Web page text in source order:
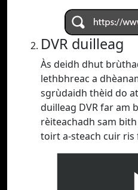
DVR duilleag
Às deidh dhut
lethbhreac a
sgrùdaidh thèid do
duilleag DVR far am
rèiteachadh sam bith
toirt a-steach cuir ris